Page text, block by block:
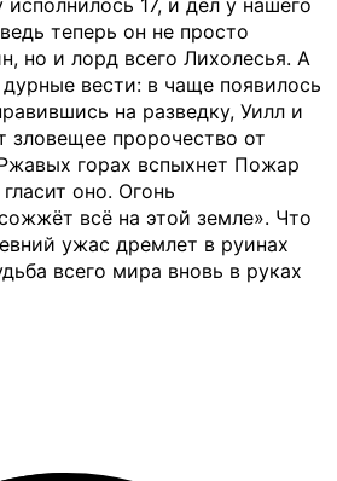
теперь он не просто
но и лорд всего Лихолесья. А
вести: в чаще появилось
на разведку, Уилл и
зловещее пророчество от
горах вспыхнет Пожар
оно. Огонь
всё на этой земле». Что
ужас дремлет в руинах
всего мира вновь в руках